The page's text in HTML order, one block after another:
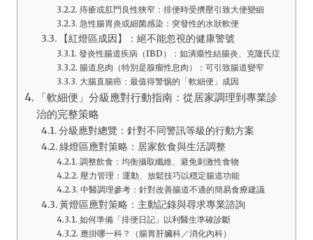
痔瘡或肛門良性狹窄：排便時受擠壓引致大便變細
急性腸胃炎或細菌感染：突發性的水狀軟便
【紅燈區成因】：絕不能忽視的健康警號
發炎性腸道疾病（IBD）：如潰瘍性結腸炎、克隆氏症
腸道息肉（特別是腺瘤性息肉）：可引致腸道變窄
大腸直腸癌：最值得警惕的「軟細便」成因
「軟細便」分級應對行動指南：從居家調理到專業診
治的完整策略
分級應對總覽：針對不同警訊等級的行動方案
綠燈區應對策略：居家飲食與生活調整
調整飲食：均衡攝取纖維、避免刺激性食物
壓力管理：運動、放鬆技巧以穩定腸道功能
中醫調理參考：針對改善腸道不適的簡易食療建議
黃燈區應對策略：主動記錄與尋求專業諮詢
如何準備「排便日記」以利醫生準確診斷
應掛哪一科？（腸胃肝臟科／消化內科）